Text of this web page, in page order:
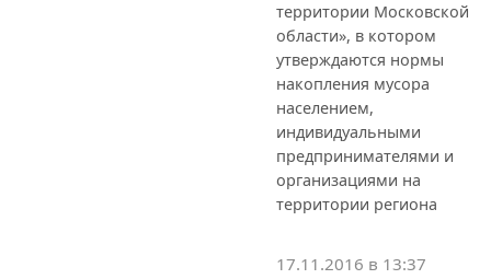
территории Московской
области», в котором
утверждаются нормы
накопления мусора
населением,
индивидуальными
предпринимателями и
организациями на
территории региона
17.11.2016 в 13:37